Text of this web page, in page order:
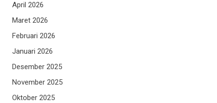
April 2026
Maret 2026
Februari 2026
Januari 2026
Desember 2025
November 2025
Oktober 2025